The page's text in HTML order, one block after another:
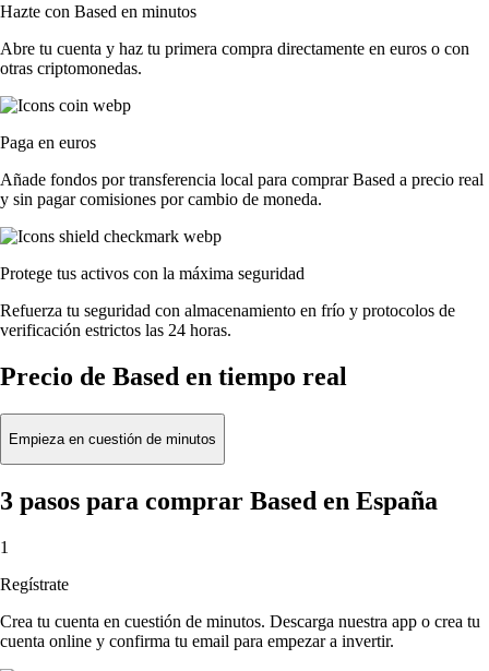
Hazte con Based en minutos
Abre tu cuenta y haz tu primera compra directamente en euros o con
otras criptomonedas.
Paga en euros
Añade fondos por transferencia local para comprar Based a precio real
y sin pagar comisiones por cambio de moneda.
Protege tus activos con la máxima seguridad
Refuerza tu seguridad con almacenamiento en frío y protocolos de
verificación estrictos las 24 horas.
Precio de Based en tiempo real
Empieza en cuestión de minutos
3 pasos para comprar Based en España
1
Regístrate
Crea tu cuenta en cuestión de minutos. Descarga nuestra app o crea tu
cuenta online y confirma tu email para empezar a invertir.